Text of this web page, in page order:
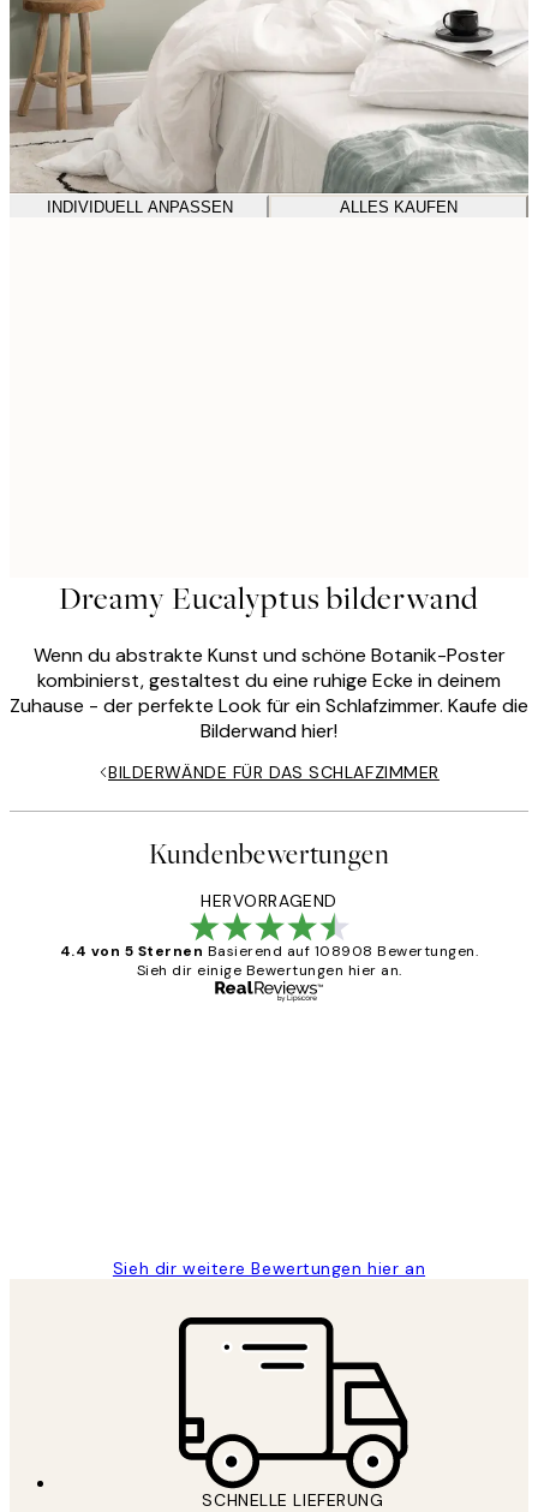
INDIVIDUELL ANPASSEN ALLES KAUFEN
Dreamy Eucalyptus bilderwand
Wenn du abstrakte Kunst und schöne Botanik-Poster
kombinierst, gestaltest du eine ruhige Ecke in deinem
Zuhause - der perfekte Look für ein Schlafzimmer. Kaufe die
Bilderwand hier!
BILDERWÄNDE FÜR DAS SCHLAFZIMMER
Kundenbewertungen
HERVORRAGEND
4.4 von 5 Sternen Basierend auf 108908 Bewertungen.
Sieh dir einige Bewertungen hier an.
Sieh dir weitere Bewertungen hier an
SCHNELLE LIEFERUNG